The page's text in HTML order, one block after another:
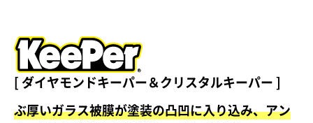
[ ダイヤモンドキーパー＆クリスタルキーパー ]
ぶ厚いガラス被膜が塗装の凸凹に入り込み、アン